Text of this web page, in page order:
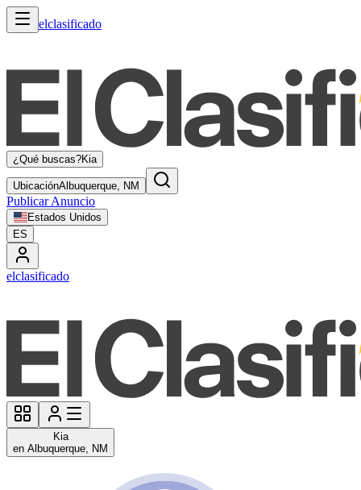
elclasificado
¿Qué buscas?Kia
UbicaciónAlbuquerque, NM
Publicar Anuncio
Estados Unidos
ES
elclasificado
Kia
en Albuquerque, NM